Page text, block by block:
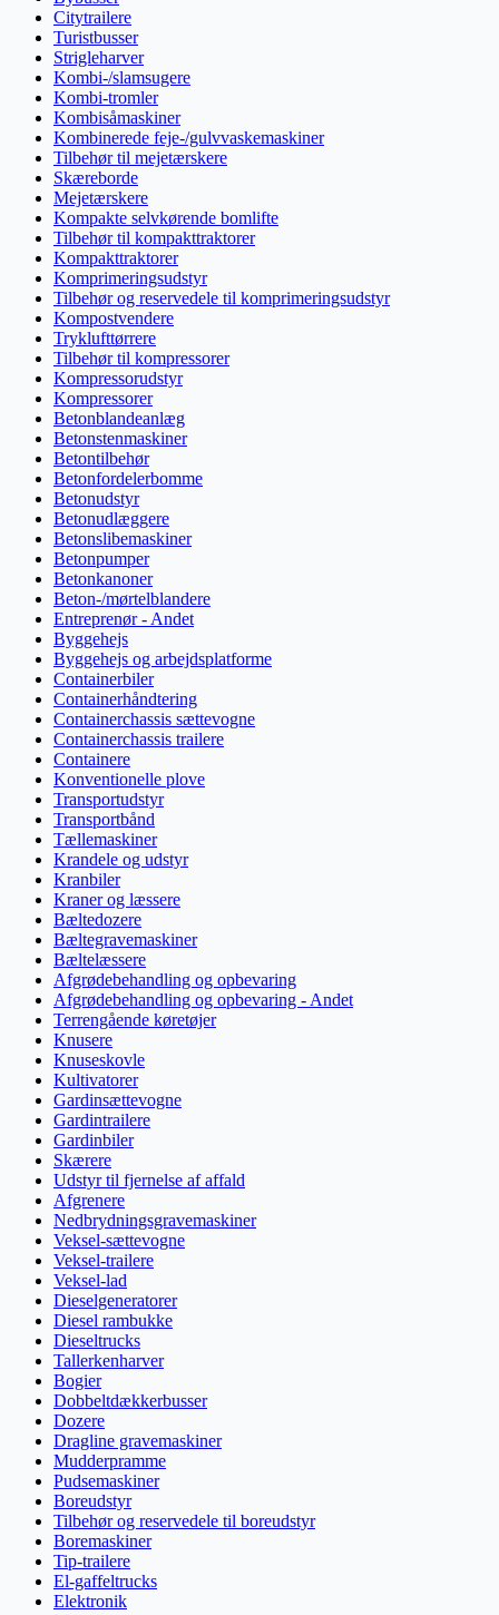
Citytrailere
Turistbusser
Strigleharver
Kombi-/slamsugere
Kombi-tromler
Kombisåmaskiner
Kombinerede feje-/gulvvaskemaskiner
Tilbehør til mejetærskere
Skæreborde
Mejetærskere
Kompakte selvkørende bomlifte
Tilbehør til kompakttraktorer
Kompakttraktorer
Komprimeringsudstyr
Tilbehør og reservedele til komprimeringsudstyr
Kompostvendere
Tryklufttørrere
Tilbehør til kompressorer
Kompressorudstyr
Kompressorer
Betonblandeanlæg
Betonstenmaskiner
Betontilbehør
Betonfordelerbomme
Betonudstyr
Betonudlæggere
Betonslibemaskiner
Betonpumper
Betonkanoner
Beton-/mørtelblandere
Entreprenør - Andet
Byggehejs
Byggehejs og arbejdsplatforme
Containerbiler
Containerhåndtering
Containerchassis sættevogne
Containerchassis trailere
Containere
Konventionelle plove
Transportudstyr
Transportbånd
Tællemaskiner
Krandele og udstyr
Kranbiler
Kraner og læssere
Bæltedozere
Bæltegravemaskiner
Bæltelæssere
Afgrødebehandling og opbevaring
Afgrødebehandling og opbevaring - Andet
Terrengående køretøjer
Knusere
Knuseskovle
Kultivatorer
Gardinsættevogne
Gardintrailere
Gardinbiler
Skærere
Udstyr til fjernelse af affald
Afgrenere
Nedbrydningsgravemaskiner
Veksel-sættevogne
Veksel-trailere
Veksel-lad
Dieselgeneratorer
Diesel rambukke
Dieseltrucks
Tallerkenharver
Bogier
Dobbeltdækkerbusser
Dozere
Dragline gravemaskiner
Mudderpramme
Pudsemaskiner
Boreudstyr
Tilbehør og reservedele til boreudstyr
Boremaskiner
Tip-trailere
El-gaffeltrucks
Elektronik